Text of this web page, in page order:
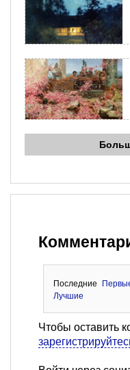
Последние
Лучшие
Чтобы оставить